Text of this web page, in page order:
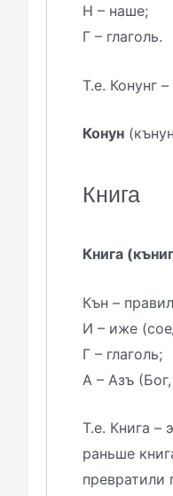
Н – наше;
Г – глаголь.
Т.е. Конунг
Конун
Книга
Книга
Кън –
И – иже
Г – глаголь;
А – Азъ
Т.е. Книга –
раньше
превратили